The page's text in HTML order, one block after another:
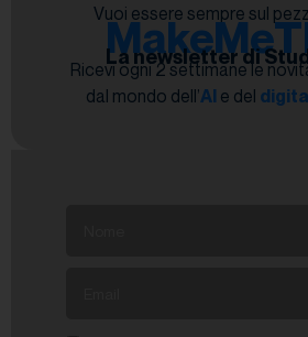
Vuoi essere sempre sul
La newsletter di
Ricevi ogni 2 settimane le
dal mondo dell’AI e del